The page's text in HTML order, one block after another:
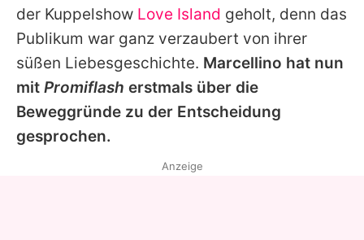
der Kuppelshow Love Island geholt, denn das
Publikum war ganz verzaubert von ihrer
süßen Liebesgeschichte. Marcellino hat nun
mit Promiflash erstmals über die
Beweggründe zu der Entscheidung
gesprochen.
Anzeige